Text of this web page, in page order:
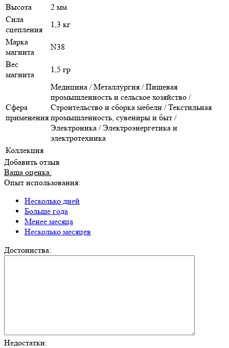
Высота
2 мм
Сила
сцепления
1,3 кг
Марка
магнита
N38
Вес
магнита
1,5 гр
Сфера
применения
Медицина / Металлургия / Пищевая
промышленность и сельское хозяйство /
Строительство и сборка мебели / Текстильная
промышленность, сувениры и быт /
Электроника / Электроэнергетика и
электротехника
Коллекция
Добавить отзыв
Ваша оценка:
Опыт использования:
Несколько дней
Больше года
Менее месяца
Несколько месяцев
Достоинства:
Недостатки: